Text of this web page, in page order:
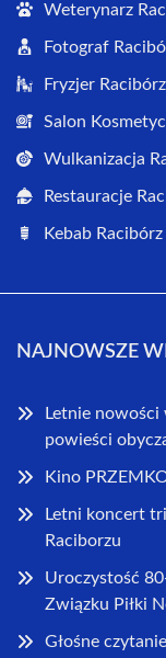
Weterynarz
Fotograf
Fryzjer Racibórz
Salon
Wulkanizacja
Restauracje
Kebab Racibórz
NAJNOWSZE
Letnie
powieści
Kino
Letni koncert
Raciborzu
Uroczystość
Związku Piłki
Głośne